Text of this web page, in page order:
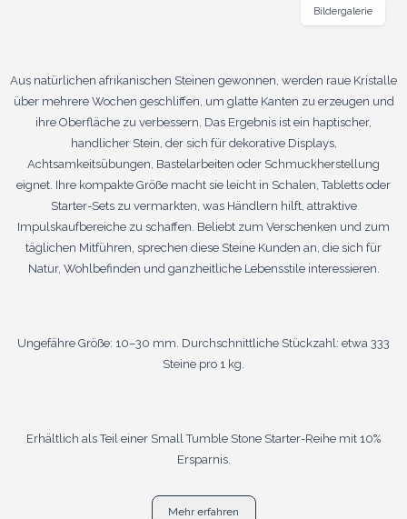
Aus natürlichen afrikanischen Steinen gewonnen, werden raue Kristalle
über mehrere Wochen geschliffen, um glatte Kanten zu erzeugen und
ihre Oberfläche zu verbessern. Das Ergebnis ist ein haptischer,
handlicher Stein, der sich für dekorative Displays,
Achtsamkeitsübungen, Bastelarbeiten oder Schmuckherstellung
eignet. Ihre kompakte Größe macht sie leicht in Schalen, Tabletts oder
Starter-Sets zu vermarkten, was Händlern hilft, attraktive
Impulskaufbereiche zu schaffen. Beliebt zum Verschenken und zum
täglichen Mitführen, sprechen diese Steine Kunden an, die sich für
Natur, Wohlbefinden und ganzheitliche Lebensstile interessieren.
Ungefähre Größe: 10–30 mm. Durchschnittliche Stückzahl: etwa 333
Steine pro 1 kg.
Erhältlich als Teil einer Small Tumble Stone Starter-Reihe mit 10%
Ersparnis.
Mehr erfahren
Bildergalerie